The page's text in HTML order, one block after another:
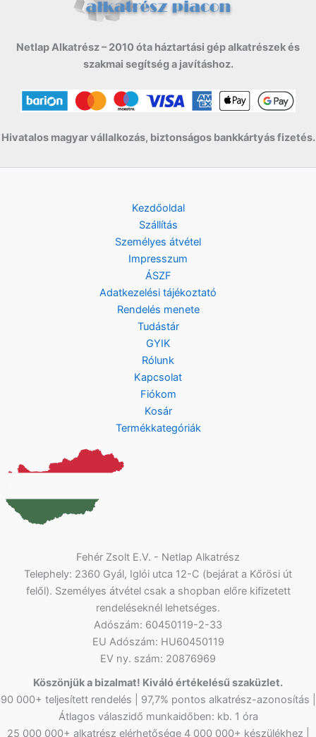
Netlap Alkatrész – 2010 óta háztartási gép alkatrészek és
szakmai segítség a javításhoz.
Hivatalos magyar vállalkozás, biztonságos bankkártyás fizetés.
Kezdőoldal
Szállítás
Személyes átvétel
Impresszum
ÁSZF
Adatkezelési tájékoztató
Rendelés menete
Tudástár
GYIK
Rólunk
Kapcsolat
Fiókom
Kosár
Termékkategóriák
Fehér Zsolt E.V. - Netlap Alkatrész
Telephely: 2360 Gyál, Iglói utca 12-C (bejárat a Kőrösi út
felől). Személyes átvétel csak a shopban előre kifizetett
rendeléseknél lehetséges.
Adószám: 60450119-2-33
EU Adószám: HU60450119
EV ny. szám: 20876969
Köszönjük a bizalmat! Kiváló értékelésű szaküzlet.
90 000+ teljesített rendelés | 97,7% pontos alkatrész-azonosítás |
Átlagos válaszidő munkaidőben: kb. 1 óra
25 000 000+ alkatrész elérhetősége 4 000 000+ készülékhez |